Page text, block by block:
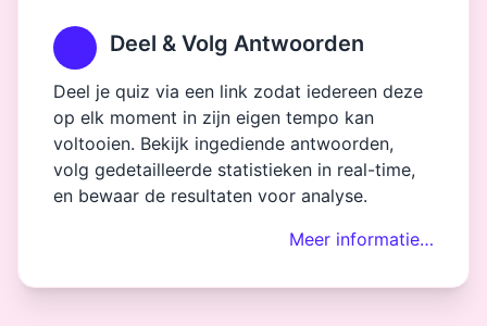
Deel & Volg Antwoorden
Deel je quiz via een link zodat iedereen deze
op elk moment in zijn eigen tempo kan
voltooien. Bekijk ingediende antwoorden,
volg gedetailleerde statistieken in real-time,
en bewaar de resultaten voor analyse.
Meer informatie…